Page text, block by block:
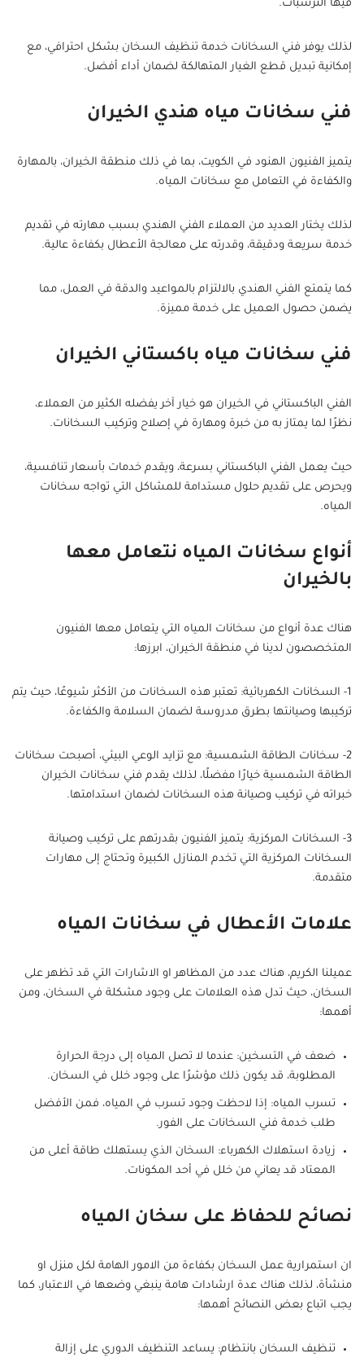
فيها الترسبات.
لذلك يوفر فني السخانات خدمة تنظيف السخان بشكل احترافي، مع
إمكانية تبديل قطع الغيار المتهالكة لضمان أداء أفضل.
فني سخانات مياه هندي الخيران
يتميز الفنيون الهنود في الكويت، بما في ذلك منطقة الخيران، بالمهارة
والكفاءة في التعامل مع سخانات المياه.
لذلك يختار العديد من العملاء الفني الهندي بسبب مهارته في تقديم
خدمة سريعة ودقيقة، وقدرته على معالجة الأعطال بكفاءة عالية.
كما يتمتع الفني الهندي بالالتزام بالمواعيد والدقة في العمل، مما
يضمن حصول العميل على خدمة مميزة.
فني سخانات مياه باكستاني الخيران
الفني الباكستاني في الخيران هو خيار آخر يفضله الكثير من العملاء،
نظرًا لما يمتاز به من خبرة ومهارة في إصلاح وتركيب السخانات.
حيث يعمل الفني الباكستاني بسرعة، ويقدم خدمات بأسعار تنافسية،
ويحرص على تقديم حلول مستدامة للمشاكل التي تواجه سخانات
المياه.
أنواع سخانات المياه نتعامل معها
بالخيران
هناك عدة أنواع من سخانات المياه التي يتعامل معها الفنيون
المتخصصون لدينا في منطقة الخيران، ابرزها:
1- السخانات الكهربائية: تعتبر هذه السخانات من الأكثر شيوعًا، حيث يتم
تركيبها وصيانتها بطرق مدروسة لضمان السلامة والكفاءة.
2- سخانات الطاقة الشمسية: مع تزايد الوعي البيئي، أصبحت سخانات
الطاقة الشمسية خيارًا مفضلًا، لذلك يقدم فني سخانات الخيران
خبراته في تركيب وصيانة هذه السخانات لضمان استدامتها.
3- السخانات المركزية: يتميز الفنيون بقدرتهم على تركيب وصيانة
السخانات المركزية التي تخدم المنازل الكبيرة وتحتاج إلى مهارات
متقدمة.
علامات الأعطال في سخانات المياه
عميلنا الكريم، هناك عدد من المظاهر او الاشارات التي قد تظهر على
السخان، حيث تدل هذه العلامات على وجود مشكلة في السخان، ومن
أهمها:
ضعف في التسخين: عندما لا تصل المياه إلى درجة الحرارة
المطلوبة، قد يكون ذلك مؤشرًا على وجود خلل في السخان.
تسرب المياه: إذا لاحظت وجود تسرب في المياه، فمن الأفضل
طلب خدمة فني السخانات على الفور.
زيادة استهلاك الكهرباء: السخان الذي يستهلك طاقة أعلى من
المعتاد قد يعاني من خلل في أحد المكونات.
نصائح للحفاظ على سخان المياه
ان استمرارية عمل السخان بكفاءة من الامور الهامة لكل منزل او
منشأة، لذلك هناك عدة ارشادات هامة ينبغي وضعها في الاعتبار، كما
يجب اتباع بعض النصائح أهمها:
تنظيف السخان بانتظام: يساعد التنظيف الدوري على إزالة